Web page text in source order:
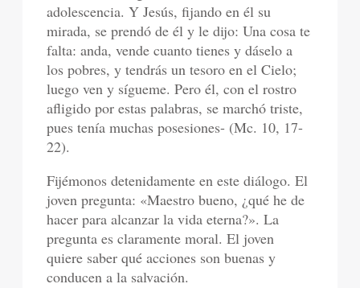
adolescencia. Y Jesús, fijando en él su
mirada, se prendó de él y le dijo: Una cosa te
falta: anda, vende cuanto tienes y dáselo a
los pobres, y tendrás un tesoro en el Cielo;
luego ven y sígueme. Pero él, con el rostro
afligido por estas palabras, se marchó triste,
pues tenía muchas posesiones- (Mc. 10, 17-
22).
Fijémonos detenidamente en este diálogo. El
joven pregunta: «Maestro bueno, ¿qué he de
hacer para alcanzar la vida eterna?». La
pregunta es claramente moral. El joven
quiere saber qué acciones son buenas y
conducen a la salvación.